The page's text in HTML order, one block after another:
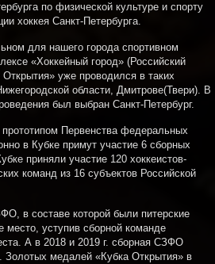
по физической культуре и спорту
хоккея Санкт-Петербурга.
для нашего города спортивном
«Хоккейный город» (Российский
уже проводился в таких
области, Дмитрове(Твери). В
был выбран Санкт-Петербург.
Первенства федеральных
в Кубке примут участие 6 сборных
приняли участие 120 хоккеистов-
команд из 16 субъектов Российской
в составе которой были питерские
место, уступив сборной команде
А в 2018 и 2019 г. сборная СЗФО
Золотых медалей «Кубка Открытия» в